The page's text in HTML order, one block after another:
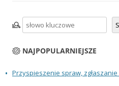
Szukaj
NAJPOPULARNIEJSZE
Przyspieszenie spraw, zgłaszanie